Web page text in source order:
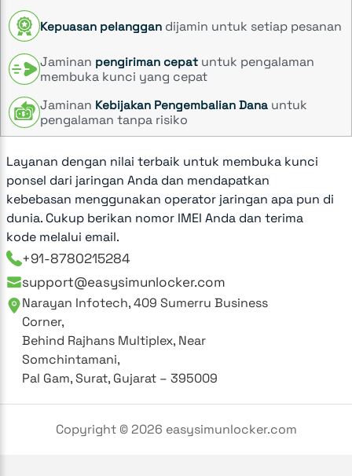
Kepuasan pelanggan dijamin untuk setiap pesanan
Jaminan pengiriman cepat untuk pengalaman
membuka kunci yang cepat
Jaminan Kebijakan Pengembalian Dana untuk
pengalaman tanpa risiko
Layanan dengan nilai terbaik untuk membuka kunci
ponsel dari jaringan Anda dan mendapatkan
kebebasan menggunakan operator jaringan apa pun di
dunia. Cukup berikan nomor IMEI Anda dan terima
kode melalui email.
+91-8780215284
support@easysimunlocker.com
Narayan Infotech, 409 Sumerru Business
Corner,
Behind Rajhans Multiplex, Near
Somchintamani,
Pal Gam, Surat, Gujarat – 395009
Copyright ©2026 easysimunlocker.com